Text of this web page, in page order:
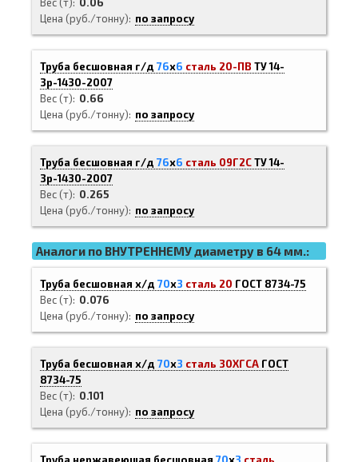
Цена (руб./тонну)
по запросу
Труба бесшовная г/д 76х6 сталь 20-ПВ ТУ 14-
3р-1430-2007
Вес (т)
0.66
Цена (руб./тонну)
по запросу
Труба бесшовная г/д 76х6 сталь 09Г2СТУ 14-
3р-1430-2007
Вес (т)
0.265
Цена (руб./тонну)
по запросу
Аналоги по ВНУТРЕННЕМУ диаметру в 64 мм.:
Труба бесшовная х/д 70х3 сталь 20 ГОСТ 8734-75
Вес (т)
0.076
Цена (руб./тонну)
по запросу
Труба бесшовная х/д 70х3 сталь 30ХГСА ГОСТ
8734-75
Вес (т)
0.101
Цена (руб./тонну)
по запросу